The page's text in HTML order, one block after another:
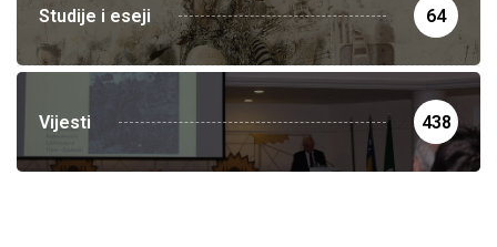
Studije i eseji 64
Vijesti 438